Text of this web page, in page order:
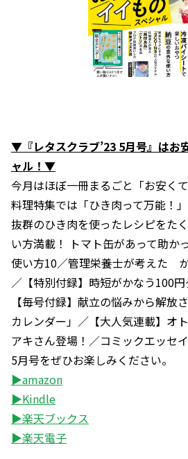
▼『レタスクラブ’23 5月号』はお
ャル！▼
今月はほぼ一冊まるごと「お安く
料理特集では「ひき肉って万能！
抜群のひき肉を使ったレシピをた
い方満載！ トマト缶があって助か
使い方10／管理栄養士が考えた
／【特別付録】時短がかなう100
【毎号付録】献立の悩みから解放
カレンダー」／【大人気連載】オ
アキさん登場！／コミックエッセ
5月号をぜひお楽しみください。
▶amazon
▶Kindle
▶楽天ブックス
▶楽天電子